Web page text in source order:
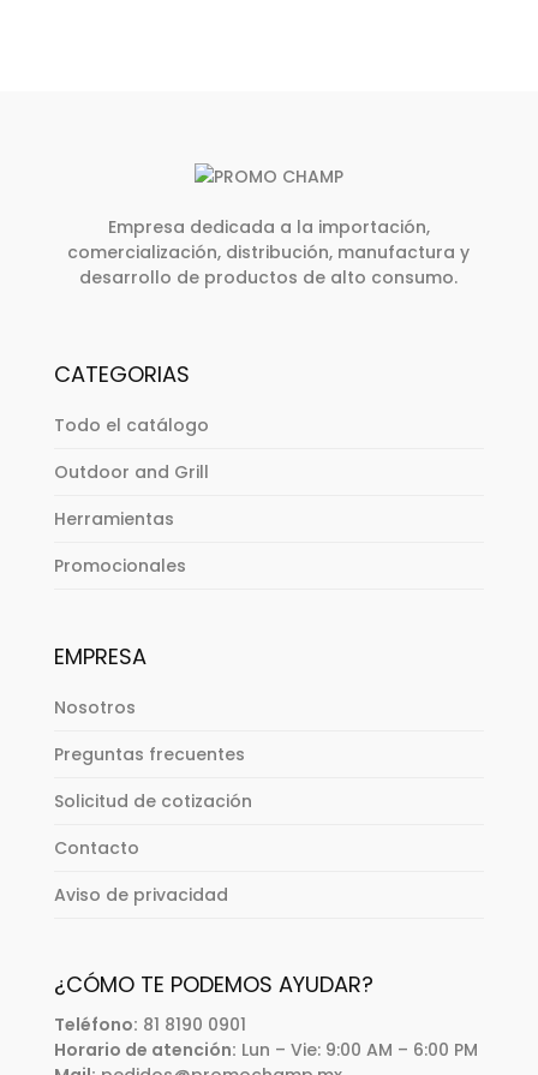
Empresa dedicada a la importación,
comercialización, distribución, manufactura y
desarrollo de productos de alto consumo.
CATEGORIAS
Todo el catálogo
Outdoor and Grill
Herramientas
Promocionales
EMPRESA
Nosotros
Preguntas frecuentes
Solicitud de cotización
Contacto
Aviso de privacidad
¿CÓMO TE PODEMOS AYUDAR?
Teléfono: 81 8190 0901
Horario de atención: Lun – Vie: 9:00 AM – 6:00 PM